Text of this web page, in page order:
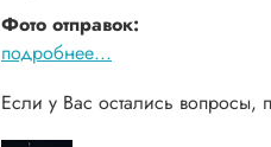
Фото отправок:
подробнее...
Если у Вас остались вопросы,